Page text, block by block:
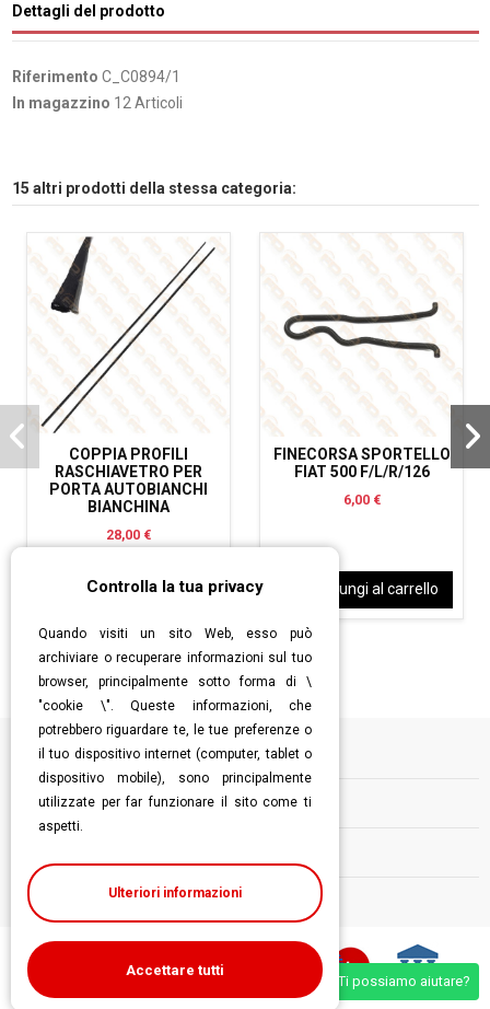
Dettagli del prodotto
Riferimento C_C0894/1
In magazzino 12 Articoli
15 altri prodotti della stessa categoria:
COPPIA PROFILI
RASCHIAVETRO PER
PORTA AUTOBIANCHI
BIANCHINA
28,00 €
Aggiungi al carrello
FINECORSA SPORTELLO
FIAT 500 F/L/R/126
6,00 €
Aggiungi al carrello
Informazioni
Follow us
Ti possiamo aiutare?
Controlla la tua privacy
Quando visiti un sito Web, esso può
archiviare o recuperare informazioni sul tuo
browser, principalmente sotto forma di \
"cookie \". Queste informazioni, che
potrebbero riguardare te, le tue preferenze o
il tuo dispositivo internet (computer, tablet o
dispositivo mobile), sono principalmente
utilizzate per far funzionare il sito come ti
aspetti.
Ulteriori informazioni
Accettare tutti